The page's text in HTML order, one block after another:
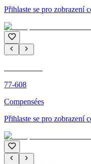
Přihlaste se pro zobrazení
77-608
Compensées
Přihlaste se pro zobrazení